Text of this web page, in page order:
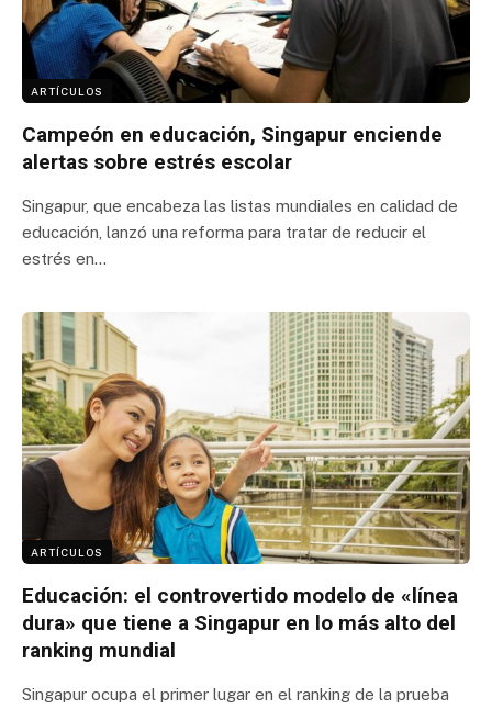
ARTÍCULOS
Campeón en educación, Singapur enciende
alertas sobre estrés escolar
Singapur, que encabeza las listas mundiales en calidad de
educación, lanzó una reforma para tratar de reducir el
estrés en…
ARTÍCULOS
Educación: el controvertido modelo de «línea
dura» que tiene a Singapur en lo más alto del
ranking mundial
Singapur ocupa el primer lugar en el ranking de la prueba